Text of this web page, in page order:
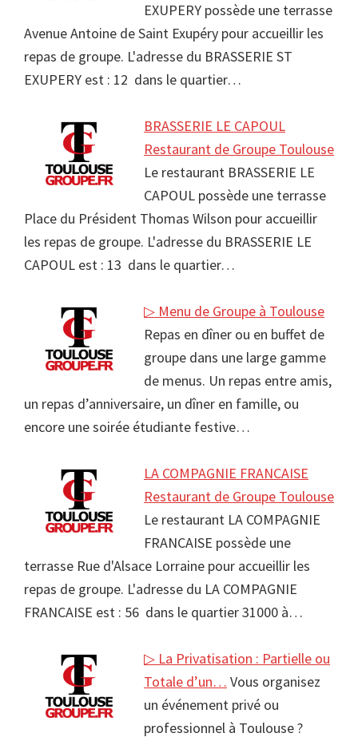
EXUPERY possède une terrasse
Avenue Antoine de Saint Exupéry pour accueillir les
repas de groupe. L'adresse du BRASSERIE ST
EXUPERY est : 12 dans le quartier…
BRASSERIE LE CAPOUL
Restaurant de Groupe Toulouse
Le restaurant BRASSERIE LE
CAPOUL possède une terrasse
Place du Président Thomas Wilson pour accueillir
les repas de groupe. L'adresse du BRASSERIE LE
CAPOUL est : 13 dans le quartier…
▷ Menu de Groupe à Toulouse
Repas en dîner ou en buffet de
groupe dans une large gamme
de menus. Un repas entre amis,
un repas d’anniversaire, un dîner en famille, ou
encore une soirée étudiante festive…
LA COMPAGNIE FRANCAISE
Restaurant de Groupe Toulouse
Le restaurant LA COMPAGNIE
FRANCAISE possède une
terrasse Rue d'Alsace Lorraine pour accueillir les
repas de groupe. L'adresse du LA COMPAGNIE
FRANCAISE est : 56 dans le quartier 31000 à…
▷ La Privatisation : Partielle ou
Totale d’un… Vous organisez
un événement privé ou
professionnel à Toulouse ?